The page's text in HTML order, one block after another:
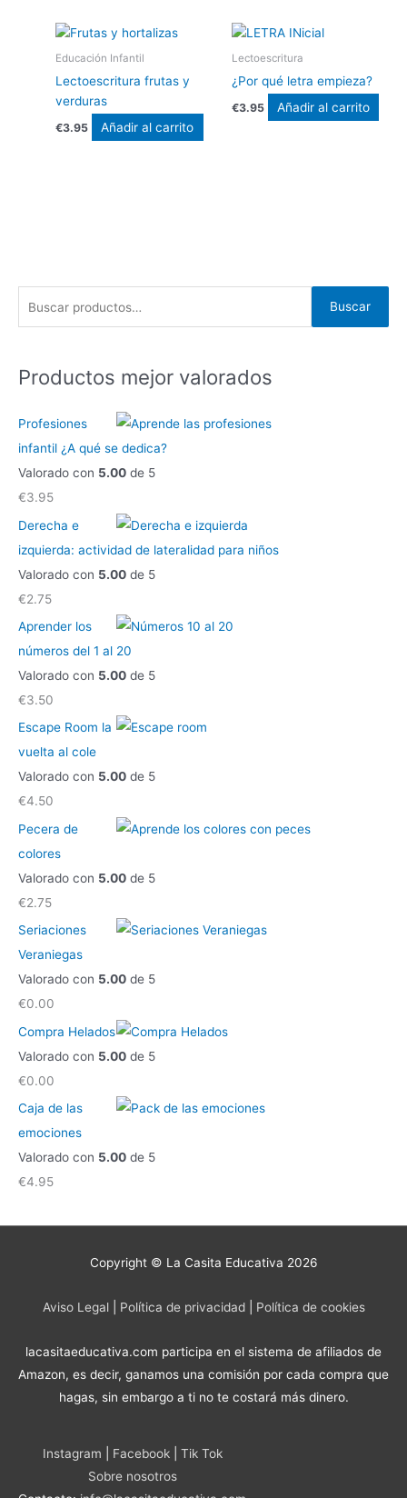
Educación Infantil
Lectoescritura frutas y
verduras
€3.95 Añadir al carrito
Lectoescritura
¿Por qué letra empieza?
€3.95 Añadir al carrito
c
r
p
o
r
:
Buscar
Productos mejor valorados
Profesiones
infantil ¿A qué se dedica?
Valorado con 5.00 de 5
€3.95
Derecha e
izquierda: actividad de lateralidad para niños
Valorado con 5.00 de 5
€2.75
Aprender los
números del 1 al 20
Valorado con 5.00 de 5
€3.50
Escape Room la
vuelta al cole
Valorado con 5.00 de 5
€4.50
Pecera de
colores
Valorado con 5.00 de 5
€2.75
Seriaciones
Veraniegas
Valorado con 5.00 de 5
€0.00
Compra Helados
Valorado con 5.00 de 5
€0.00
Caja de las
emociones
Valorado con 5.00 de 5
€4.95
Copyright © La Casita Educativa 2026
Aviso Legal| Política de privacidad| Política de cookies
lacasitaeducativa.com participa en el sistema de afiliados de
Amazon, es decir, ganamos una comisión por cada compra que
hagas, sin embargo a ti no te costará más dinero.
Instagram Facebook| Tik Tok
Sobre nosotros